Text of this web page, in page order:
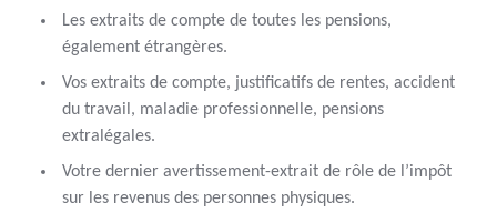
Les extraits de compte de toutes les pensions,
également étrangères.
Vos extraits de compte, justificatifs de rentes, accident
du travail, maladie professionnelle, pensions
extralégales.
Votre dernier avertissement-extrait de rôle de l’impôt
sur les revenus des personnes physiques.